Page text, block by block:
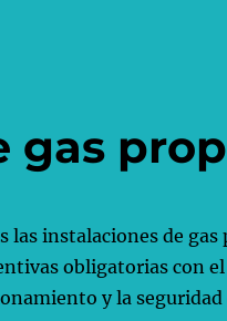
gas
las instalaciones de
obligatorias con
y la seguridad